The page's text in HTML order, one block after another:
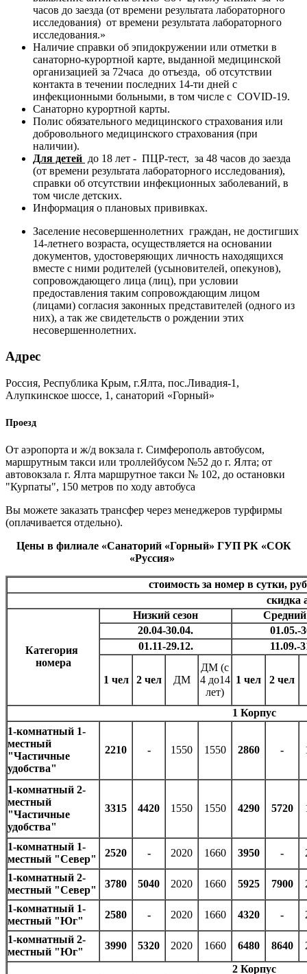
часов до заезда (от времени результата лабораторного
исследования) от времени результата лабораторного
исследования.»
Наличие справки об эпидокружении или отметки в
санаторно-курортной карте, выданной медицинской
организацией за 72часа до отъезда, об отсутствии
контакта в течении последних 14-ти дней с
инфекционными больными, в том числе с COVID-19.
Санаторно курортной карты.
Полис обязательного медицинского страхования или
добровольного медицинского страхования (при
наличии).
Для детей до 18 лет - ПЦР-тест, за 48 часов до заезда
(от времени результата лабораторного исследования),
справки об отсутствии инфекционных заболеваний, в
том числе детских.
Информация о плановых прививках.
Заселение несовершеннолетних граждан, не достигших
14-летнего возраста, осуществляется на основании
документов, удостоверяющих личность находящихся
вместе с ними родителей (усыновителей, опекунов),
сопровождающего лица (лиц), при условии
предоставления таким сопровождающим лицом
(лицами) согласия законных представителей (одного из
них), а так же свидетельств о рождении этих
несовершеннолетних.
Адрес
Россия, Республика Крым, г.Ялта, пос.Ливадия-1,
Алупкинское шоссе, 1, санаторий «Горный»
Проезд
От аэропорта и ж/д вокзала г. Симферополь автобусом,
маршрутным такси или троллейбусом №52 до г. Ялта; от
автовокзала г. Ялта маршрутное такси № 102, до остановки
"Курпаты", 150 метров по ходу автобуса
Вы можете заказать трансфер через менеджеров турфирмы
(оплачивается отдельно).
Цены в филиале «Санаторий «Горный» ГУП РК «СОК
«Руссия»
стоимость за номер в сутки,
скидка
Категория
номера
Низкий сезон
Средний
20.04-30.04.
01.05.-
01.11-29.12.
11.09.-
1 чел 2 чел ДМ
ДМ (с
4 до14
лет)
1 чел 2 чел
1 Корпус
1-комнатный 1-
местный
"Частичные
удобства"
2210 - 1550 1550 2860 -
1-комнатный 2-
местный
"Частичные
удобства"
3315 4420 1550 1550 4290 5720
1-комнатный 1-
местный "Север"
2520 - 2020 1660 3950 -
1-комнатный 2-
местный "Север"
3780 5040 2020 1660 5925 7900
1-комнатный 1-
местный "Юг"
2580 - 2020 1660 4320 -
1-комнатный 2-
местный "Юг"
3990 5320 2020 1660 6480 8640
2 Корпус